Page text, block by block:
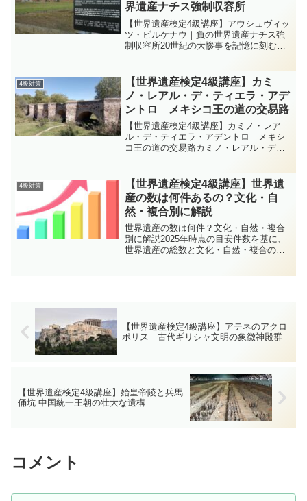
界遺産ナチス強制収容所
【世界遺産検定4級講座】アウシュヴィッ
ツ・ビルケナウ｜負の世界遺産ナチス強
制収容所20世紀の大惨事を記憶に刻むた
の歴史を語り継ぐ場として世界遺産に登
録されています。4級...
4級対策
【世界遺産検定4級講座】カミ
ノ・レアル・デ・ティエラ・アデ
ントロ メキシコ王の道の交易路
【世界遺産検定4級講座】カミノ・レア
ル・デ・ティエラ・アデントロ｜メキシ
コ王の道の交易路カミノ・レアル・デ・
路）」。別名「銀の道」として、16〜19
世紀の約300年にわたり、...
4級対策
【世界遺産検定4級講座】世界遺
産の数は何件あるの？文化・自
然・複合別に解説
世界遺産の数は何件？文化・自然・複合
別に解説2025年時点の目安件数を基に、
世界遺産の総数と文化・自然・複合の内
【世界遺産検定4級講座】アテネのアクロ
ポリス 古代ギリシャ文明の象徴神殿群
【世界遺産検定4級講座】始皇帝陵と兵馬
俑坑 中国統一王朝の壮大な遺構
コメント